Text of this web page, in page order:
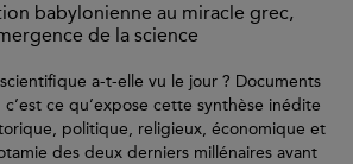
babylonienne au miracle grec,
de la science
a-t-elle vu le jour ? Documents
c’est ce qu’expose cette synthèse inédite
politique, religieux, économique et
des deux derniers millénaires avant